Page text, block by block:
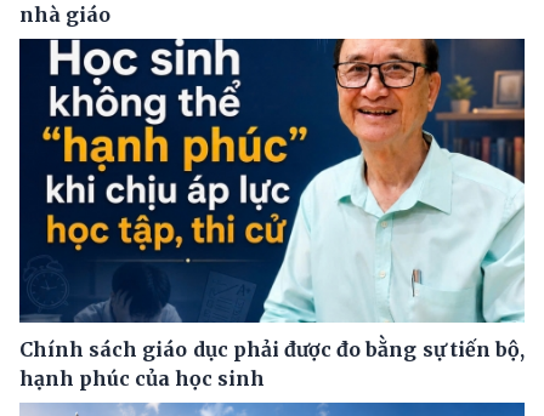
nhà giáo
Chính sách giáo dục phải được đo bằng sự tiến bộ,
hạnh phúc của học sinh